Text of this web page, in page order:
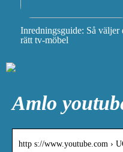
Inredningsguide: Så väljer
rätt tv-möbel
Amlo
http s://www.youtube.com ›